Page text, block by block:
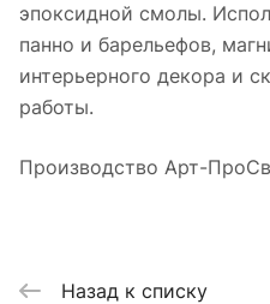
эпоксидной смолы.
панно и барельефов,
интерьерного декора и
работы.
Производство Арт-
Назад к списку